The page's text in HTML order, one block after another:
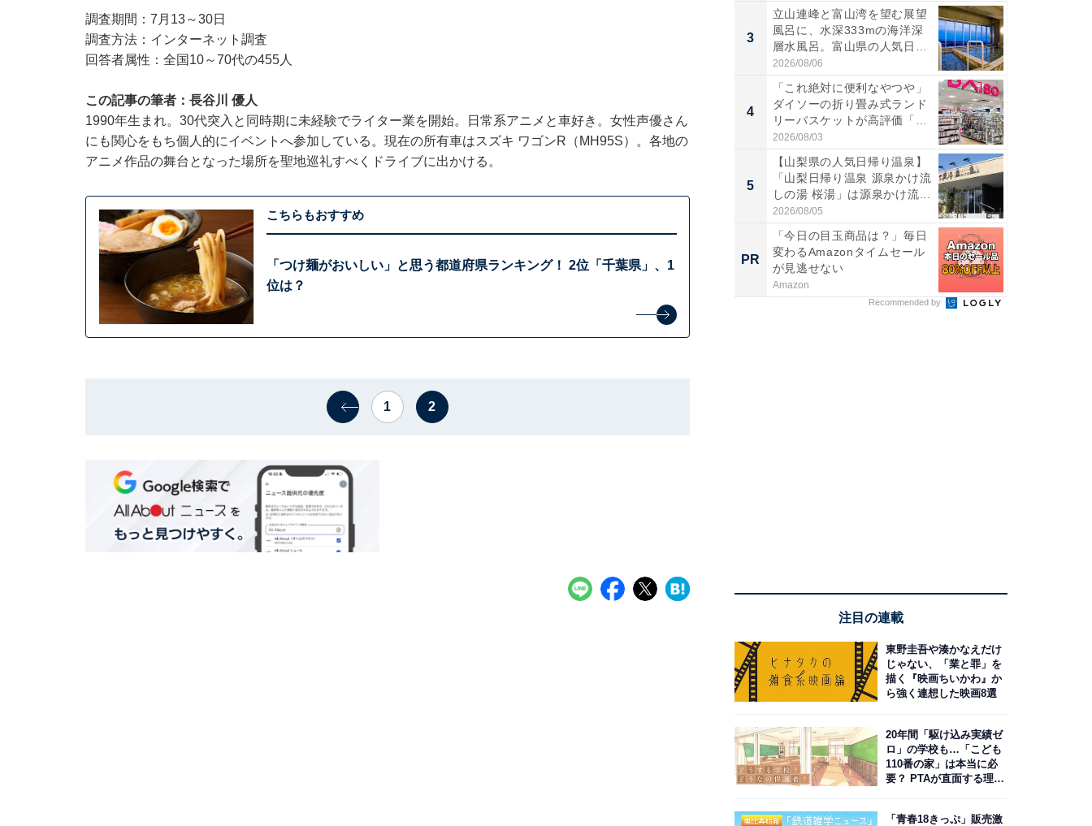
調査期間：7月13～30日
調査方法：インターネット調査
回答者属性：全国10～70代の455人
この記事の筆者：長谷川 優人
1990年生まれ。30代突入と同時期に未経験でライター業を開始。日常系アニメと車好き。女性声優さん
にも関心をもち個人的にイベントへ参加している。現在の所有車はスズキ ワゴンR（MH95S）。各地の
アニメ作品の舞台となった場所を聖地巡礼すべくドライブに出かける。
こちらもおすすめ
「つけ麺がおいしい」と思う都道府県ランキング！ 2位「千葉県」、1
位は？
1 2
3
立山連峰と富山湾を望む展望
風呂に、水深333mの海洋深
層水風呂。富山県の人気日
帰...
2026/08/06
4
「これ絶対に便利なやつや」
ダイソーの折り畳み式ランド
リーバスケットが高評価「使
わ...
2026/08/03
5
【山梨県の人気日帰り温泉】
「山梨日帰り温泉 源泉かけ流
しの湯 桜湯」は源泉かけ流...
2026/08/05
PR
「今日の目玉商品は？」毎日
変わるAmazonタイムセール
が見逃せない
Amazon
Recommended by
注目の連載
東野圭吾や湊かなえだけ
じゃない、「業と罪」を
描く『映画ちいかわ』か
ら強く連想した映画8選
20年間「駆け込み実績ゼ
ロ」の学校も…「こども
110番の家」は本当に必
要？ PTAが直面する理想
「青春18きっぷ」販売激